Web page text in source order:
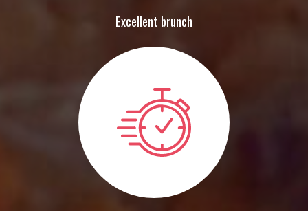
Excellent brunch